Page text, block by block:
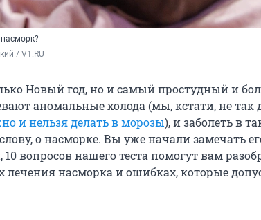
/ V1.RU
Новый год, но и самый простудный и
аномальные холода (мы, кстати, не так
и нельзя делать в морозы), и заболеть в
о насморке. Вы уже начали замечать
вопросов нашего теста помогут вам
лечения насморка и ошибках, которые